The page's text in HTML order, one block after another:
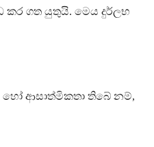
ගත යුතුයි. මෙය දුර්ලභ
ආසාත්මිකතා තිබේ නම්,